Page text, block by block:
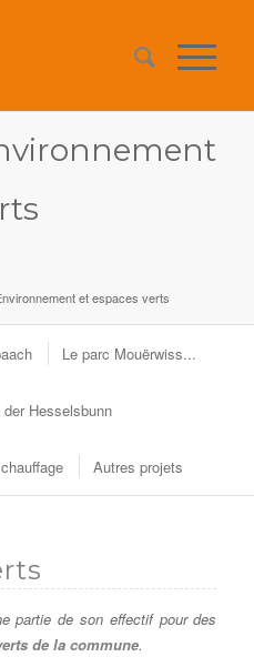
et espaces verts
Le parc Mouërwiss...
Hesselsbunn
Autres projets
partie de son effectif pour des
de la commune.